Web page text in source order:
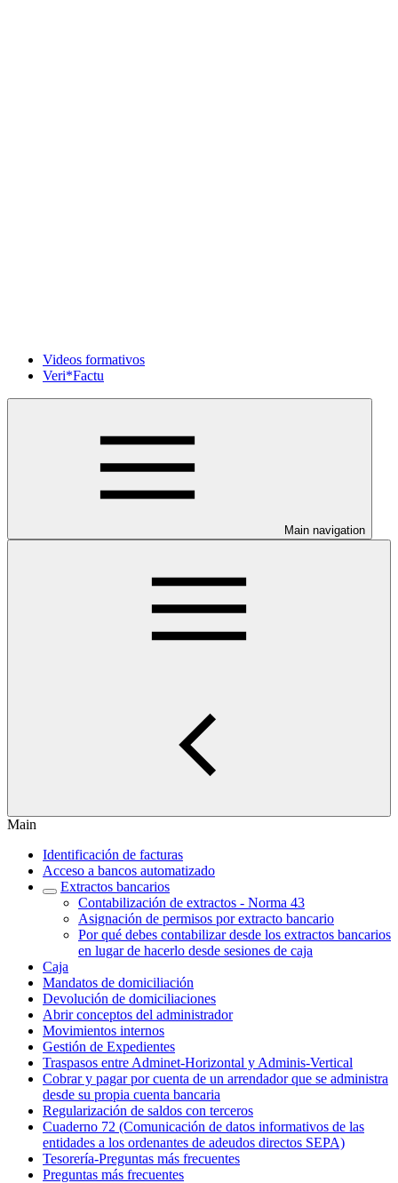
Videos formativos
Veri*Factu
Main navigation
Main
Identificación de facturas
Acceso a bancos automatizado
Extractos bancarios
Contabilización de extractos - Norma 43
Asignación de permisos por extracto bancario
Por qué debes contabilizar desde los extractos bancarios
en lugar de hacerlo desde sesiones de caja
Caja
Mandatos de domiciliación
Devolución de domiciliaciones
Abrir conceptos del administrador
Movimientos internos
Gestión de Expedientes
Traspasos entre Adminet-Horizontal y Adminis-Vertical
Cobrar y pagar por cuenta de un arrendador que se administra
desde su propia cuenta bancaria
Regularización de saldos con terceros
Cuaderno 72 (Comunicación de datos informativos de las
entidades a los ordenantes de adeudos directos SEPA)
Tesorería‎-‎Preguntas más frecuentes‎
Preguntas más frecuentes